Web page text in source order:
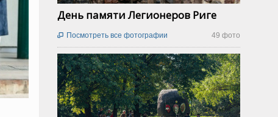
День памяти Легионеров Риге
49 фото
 Посмотреть все фотографии